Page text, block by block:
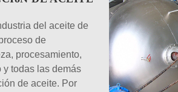
del aceite de
de
procesamiento,
todas las demás
de aceite. Por